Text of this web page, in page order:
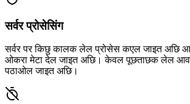
सर्वर प्रोसेसिंग
सर्वर पर किछु कालक लेल प्रोसेस कएल जाइत अछि आ
ओकरा मेटा देल जाइत अछि। केवल पूछताछक लेल
पठाओल जाइत अछि।